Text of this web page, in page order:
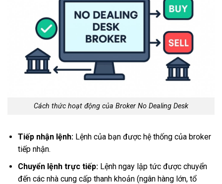
Cách thức hoạt động của Broker No Dealing Desk
Tiếp nhận lệnh:Lệnh của bạn được hệ thống của broker
tiếp nhận.
Chuyển lệnh trực tiếp:Lệnh ngay lập tức được chuyển
đến các nhà cung cấp thanh khoản (ngân hàng lớn, tổ